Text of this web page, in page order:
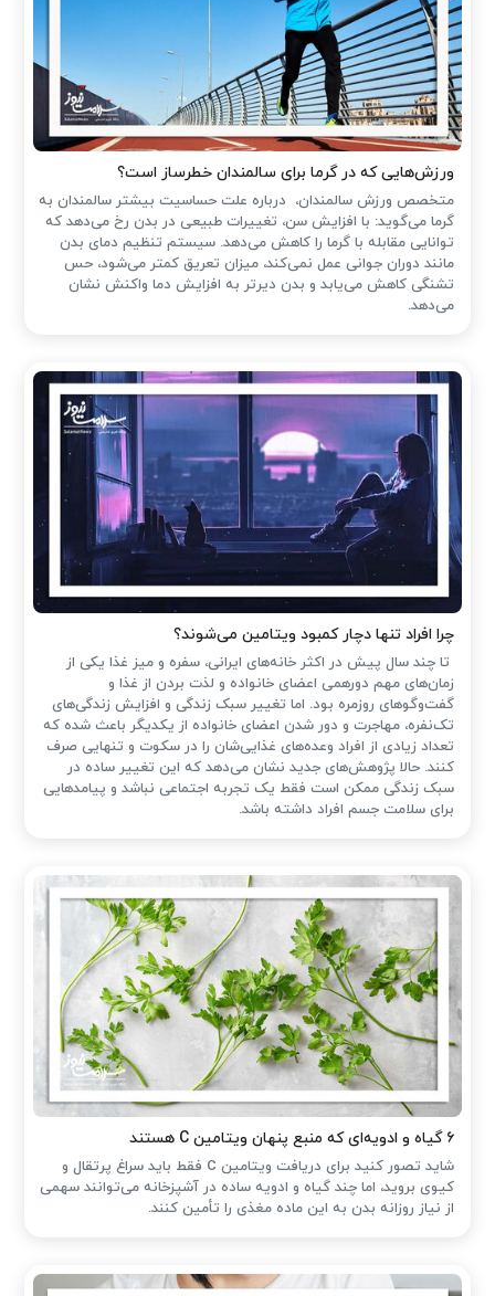
ورزش‌هایی که در گرما برای سالمندان خطرساز است؟
متخصص ورزش سالمندان، درباره علت حساسیت بیشتر سالمندان به
گرما می‌گوید: با افزایش سن، تغییرات طبیعی در بدن رخ می‌دهد که
توانایی مقابله با گرما را کاهش می‌دهد. سیستم تنظیم دمای بدن
مانند دوران جوانی عمل نمی‌کند، میزان تعریق کمتر می‌شود، حس
تشنگی کاهش می‌یابد و بدن دیرتر به افزایش دما واکنش نشان
می‌دهد.
چرا افراد تنها دچار کمبود ویتامین می‌شوند؟
تا چند سال پیش در اکثر خانه‌های ایرانی، سفره و میز غذا یکی از
زمان‌های مهم دورهمی اعضای خانواده و لذت بردن از غذا و
گفت‌وگوهای روزمره بود. اما تغییر سبک زندگی و افزایش زندگی‌های
تک‌نفره، مهاجرت و دور شدن اعضای خانواده از یکدیگر باعث شده که
تعداد زیادی از افراد وعده‌های غذایی‌شان را در سکوت و تنهایی صرف
کنند. حالا پژوهش‌های جدید نشان می‌دهد که این تغییر ساده در
سبک زندگی ممکن است فقط یک تجربه اجتماعی نباشد و پیامدهایی
برای سلامت جسم افراد داشته باشد.
۶ گیاه و ادویه‌ای که منبع پنهان ویتامین C هستند
شاید تصور کنید برای دریافت ویتامین C فقط باید سراغ پرتقال و
کیوی بروید، اما چند گیاه و ادویه ساده در آشپزخانه می‌توانند سهمی
از نیاز روزانه بدن به این ماده مغذی را تأمین کنند.